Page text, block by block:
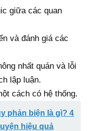
giữa các quan
và đánh giá các
nhất quán và lỗi
lập luận.
cách có hệ thống.
phản biện là gì? 4
hiệu quả